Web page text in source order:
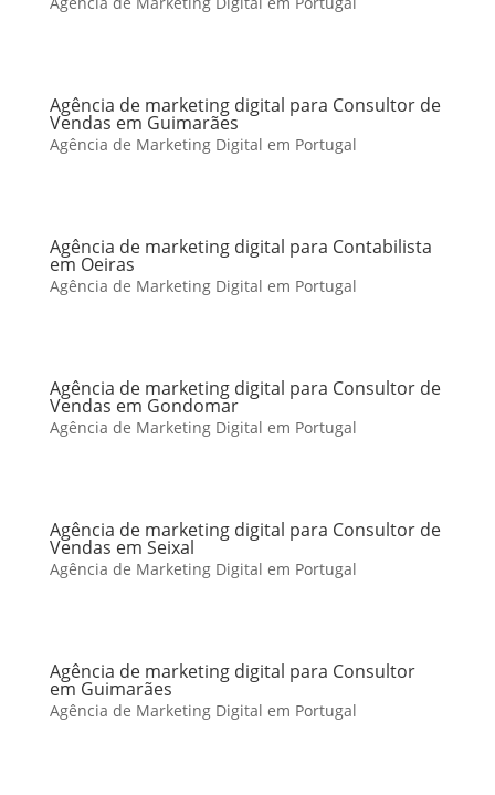
Agência de marketing digital para Consultor de
Vendas em Guimarães
Agência de Marketing Digital em Portugal
Agência de marketing digital para Contabilista
em Oeiras
Agência de Marketing Digital em Portugal
Agência de marketing digital para Consultor de
Vendas em Gondomar
Agência de Marketing Digital em Portugal
Agência de marketing digital para Consultor de
Vendas em Seixal
Agência de Marketing Digital em Portugal
Agência de marketing digital para Consultor
em Guimarães
Agência de Marketing Digital em Portugal